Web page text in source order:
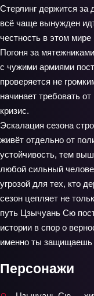
Стерлинг держится
всё чаще вынужден
честность в этом
Погоня за
с чужими армиями
проверяется не
начинает требовать
кризис.
Эскалация сезона
живёт отдельно от
устойчивость, тем
любой сильный
угрозой для тех, кто
сезон цепляет не
путь Цзычуань Сю
истории в спор о
именно ты
Персонажи